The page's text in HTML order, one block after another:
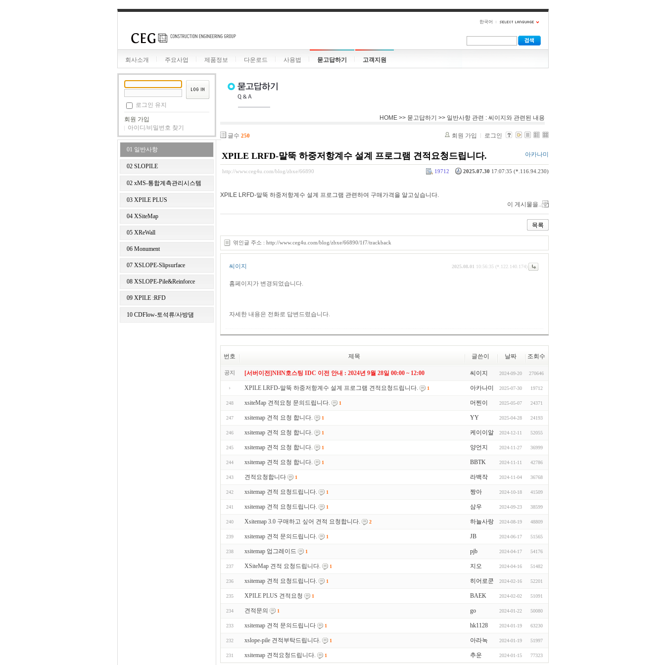
한국어
회사소개 주요사업 제품정보 다운로드 사용법 묻고답하기 고객지원
로그인 유지
회원 가입
아이디/비밀번호 찾기
01 일반사항
02 SLOPILE
02 xMS-통합계측관리시스템
03 XPILE PLUS
04 XSiteMap
05 XReWall
06 Monument
07 XSLOPE-Slipsurface
08 XSLOPE-Pile&Reinforce
09 XPILE :RFD
10 CDFlow-토석류/사방댐
HOME >> 묻고답하기 >> 일반사항 관련 : 씨이지와 관련된 내용
글수 250 회원 가입 로그인
XPILE LRFD-말뚝 하중저항계수 설계 프로그램 견적요청드립니다. 아카나미
http://www.ceg4u.com/blog/zbxe/66890 2025.07.30 17:07:35 (*.116.94.230)
19712
XPILE LRFD-말뚝 하중저항계수 설계 프로그램 관련하여 구매가격을 알고싶습니다.
이 게시물을..
목록
엮인글 주소 : http://www.ceg4u.com/blog/zbxe/66890/1f7/trackback
2025.08.01 10:56:35 (*.122.140.174)
씨이지
홈페이지가 변경되었습니다.
자세한 내용은 전화로 답변드렸습니다.
번호 제목 글쓴이 날짜 조회수
공지 [서버이전]NHN호스팅 IDC 이전 안내 : 2024년 9월 28일 00:00 ~ 12:00 씨이지 2024-09-20 270646
XPILE LRFD-말뚝 하중저항계수 설계 프로그램 견적요청드립니다. 1 아카나미 2025-07-30 19712
248 xsiteMap 견적요청 문의드립니다. 1 머찐이 2025-05-07 24371
247 xsitemap 견적 요청 합니다. 1 YY 2025-04-28 24193
246 xsitemap 견적 요청 합니다. 1 케이이알 2024-12-11 52055
245 xsitemap 견적 요청 합니다. 1 양언지 2024-11-27 36999
244 xsitemap 견적 요청 합니다. 1 BBTK 2024-11-11 42786
243 견적요청합니다 1 라백작 2024-11-04 36768
242 xsitemap 견적 요청드립니다. 1 짱아 2024-10-18 41509
241 xsitemap 견적 요청드립니다. 1 삼우 2024-09-23 38599
240 Xsitemap 3.0 구매하고 싶어 견적 요청합니다. 2 하늘사랑 2024-08-19 48809
239 xsitemap 견적 문의드립니다. 1 JB 2024-06-17 51565
238 xsitemap 업그레이드 1 pjb 2024-04-17 54176
237 XSiteMap 견적 요청드립니다. 1 지오 2024-04-16 51482
236 xsitemap 견적 요청드립니다. 1 히어로쿤 2024-02-16 52201
235 XPILE PLUS 견적요청 1 BAEK 2024-02-02 51091
234 견적문의 1 go 2024-01-22 50080
233 xsitemap 견적 문의드립니다 1 hk1128 2024-01-19 63230
232 xslope-pile 견적부탁드립니다. 1 아라녹 2024-01-19 51997
231 xsitemap 견적요청드립니다. 1 추운 2024-01-15 77323